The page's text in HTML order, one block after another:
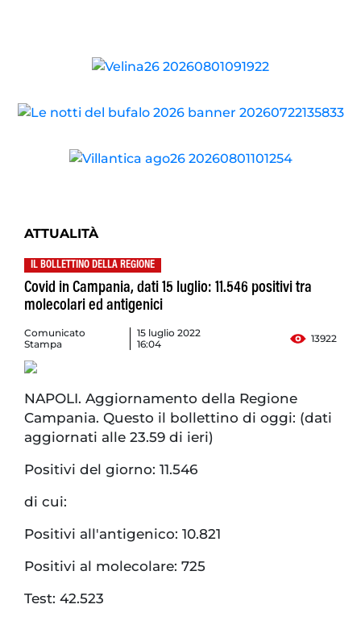
ATTUALITÀ
IL BOLLETTINO DELLA REGIONE
Covid in Campania, dati 15 luglio: 11.546 positivi tra
molecolari ed antigenici
Comunicato
Stampa
15 luglio 2022
16:04
13922
NAPOLI. Aggiornamento della Regione
Campania. Questo il bollettino di oggi: (dati
aggiornati alle 23.59 di ieri)
Positivi del giorno: 11.546
di cui:
Positivi all'antigenico: 10.821
Positivi al molecolare: 725
Test: 42.523